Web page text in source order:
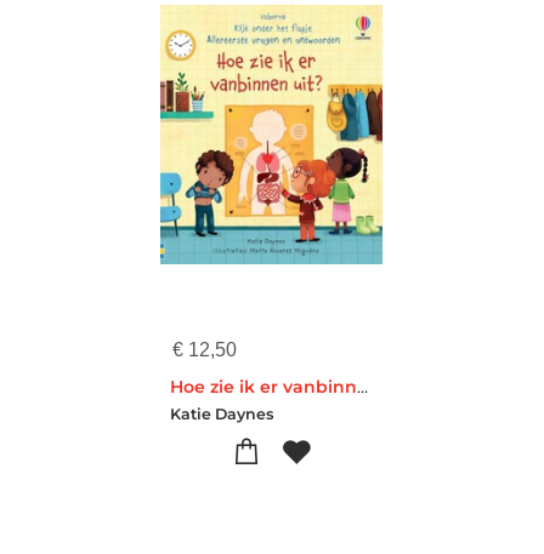
€ 12,50
Hoe zie ik er vanbinnen uit?
Katie Daynes